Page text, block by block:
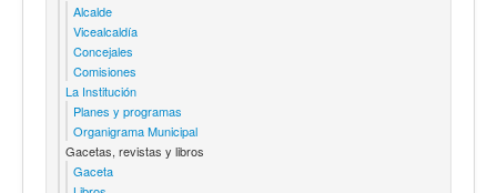
Alcalde
Vicealcaldía
Concejales
Comisiones
La Institución
Planes y programas
Organigrama Municipal
Gacetas, revistas y libros
Gaceta